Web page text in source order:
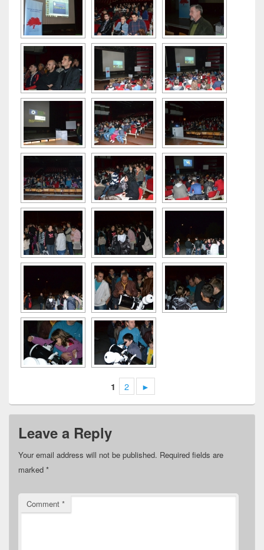
1 2 ►
Leave a Reply
Your email address will not be published. Required fields are
marked *
Comment *